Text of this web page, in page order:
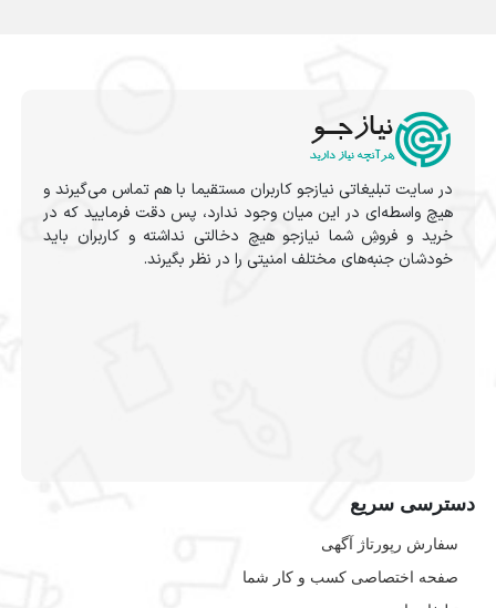
در سایت تبلیغاتی نیازجو کاربران مستقیما با هم تماس می‌گیرند و
هیچ واسطه‌ای در این میان وجود ندارد، پس دقت فرمایید که در
خرید و فروشِ شما نیازجو هیچ دخالتی نداشته و کاربران باید
خودشان جنبه‌های مختلف امنیتی را در نظر بگیرند.
دسترسی سریع
سفارش رپورتاژ آگهی
صفحه اختصاصی کسب و کار شما